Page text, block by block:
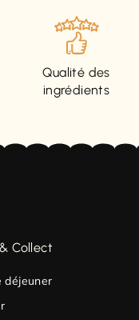
Qualité des
ingrédients
Collect
déjeuner